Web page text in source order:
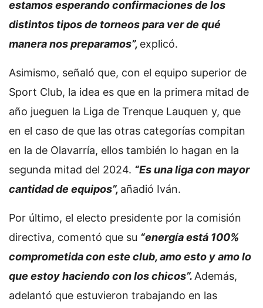
estamos esperando confirmaciones de los
distintos tipos de torneos para ver de qué
manera nos preparamos”, explicó.
Asimismo, señaló que, con el equipo superior de
Sport Club, la idea es que en la primera mitad de
año jueguen la Liga de Trenque Lauquen y, que
en el caso de que las otras categorías compitan
en la de Olavarría, ellos también lo hagan en la
segunda mitad del 2024. “Es una liga con mayor
cantidad de equipos”, añadió Iván.
Por último, el electo presidente por la comisión
directiva, comentó que su “energía está 100%
comprometida con este club, amo esto y amo lo
que estoy haciendo con los chicos”. Además,
adelantó que estuvieron trabajando en las